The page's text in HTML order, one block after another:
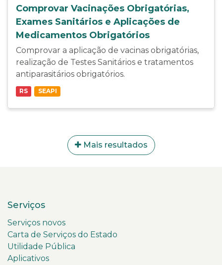
Comprovar Vacinações Obrigatórias,
Exames Sanitários e Aplicações de
Medicamentos Obrigatórios
Comprovar a aplicação de vacinas obrigatórias,
realização de Testes Sanitários e tratamentos
antiparasitários obrigatórios.
RS SEAPI
Mais resultados
Serviços
Serviços novos
Carta de Serviços do Estado
Utilidade Pública
Aplicativos